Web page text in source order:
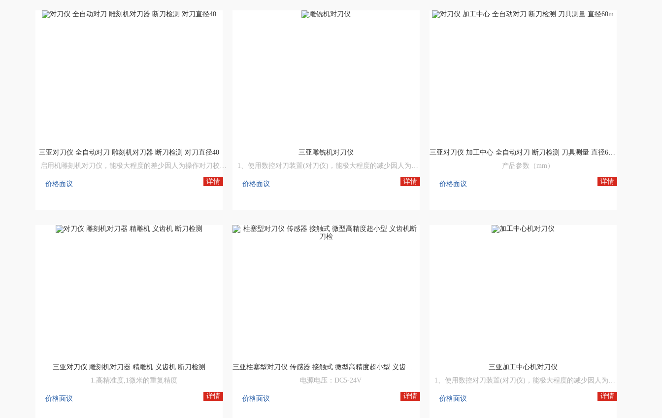
三亚对刀仪 全自动对刀 雕刻机对刀器 断刀检测 对刀直径40
启用机雕刻机对刀仪，能极大程度的差少因人为操作对刀校刀不准确、刀具破裂、折损、磨损未能及时发现所产生的不良品或废品
机床网,数控机床,数控机床网,中国数控机床网,机床设备网,数控木工机床厂家
价格面议 详情
三亚雕铣机对刀仪
1、使用数控对刀装置(对刀仪)，能极大程度的减少因人为操作对刀校刀不准确、刀具破裂、折损、磨损未能及时发现所产生的不良品或废品.
2、让不良品或废品不再发生，从而大大提生产效率实现机器自动化生产.
价格面议 详情
三亚对刀仪 加工中心 全自动对刀 断刀检测 刀具测量 直径60m
产品参数（mm）
价格面议 详情
三亚对刀仪 雕刻机对刀器 精雕机 义齿机 断刀检测
1.高精准度,1微米的重复精度
价格面议 详情
三亚柱塞型对刀仪 传感器 接触式 微型高精度超小型 义齿机断刀检
电源电压：DC5-24V
输出方式：NPN常开（NO）（接近时ON）
价格面议 详情
三亚加工中心机对刀仪
1、使用数控对刀装置(对刀仪)，能极大程度的减少因人为操作对刀校刀不准确、刀具破裂、折损、磨损未能及时发现所产生的不良品或废品.
2、让不良品或废品不再发生，从而大大提生产效率实现机器自动化生产.
价格面议 详情